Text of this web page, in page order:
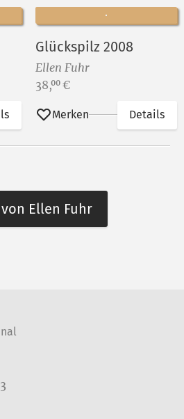
Glückspilz 2008
Ellen Fuhr
Preis:
38,00 €
Merken Details
Ellen Fuhr